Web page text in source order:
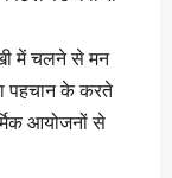
में चलने से मन
पहचान के करते
आयोजनों से